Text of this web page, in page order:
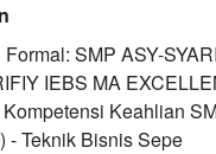
SMP ASY-
IEBS MA
Keahlian
- Teknik Bisnis Sepe